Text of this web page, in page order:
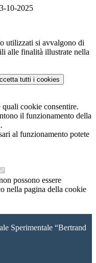
10-2025
utilizzati si avvalgono di
alle finalità illustrate nella
tutti i cookies
quali cookie consentire.
il funzionamento della
al funzionamento potete
possono essere
nella pagina della cookie
Sperimentale “Bertrand